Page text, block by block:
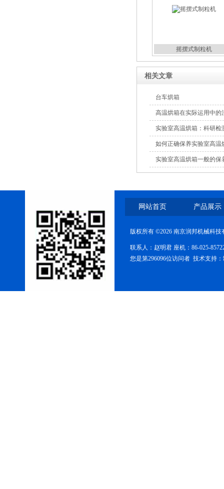
储罐
摇摆式制粒机
相关文章
台车烘箱
高温烘箱在实际运用中的
实验室高温烘箱：科研检
如何正确保养实验室高温
实验室高温烘箱一般的
网站首页 产品展示
版权所有 ©2026 南京润邦机械科
联系人：赵明君 座机：86-025-
您是第296096位访问者 技术支持：